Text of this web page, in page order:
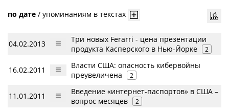
по дате / упоминаниям в текстах
04.02.2013
Три новых Ferarri - цена презентации
продукта Касперского в Нью-Йорке
2
16.02.2011
Власти США: опасность кибервойны
преувеличена
2
11.01.2011
Введение «интернет-паспортов» в США –
вопрос месяцев
2